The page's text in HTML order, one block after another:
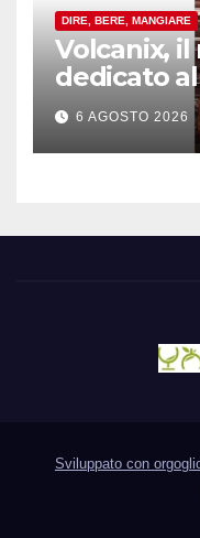
DIRE, BERE, MANGIARE
Volcanix,
dedicato
è nato a
6 AGOSTO 2026
Sviluppato con